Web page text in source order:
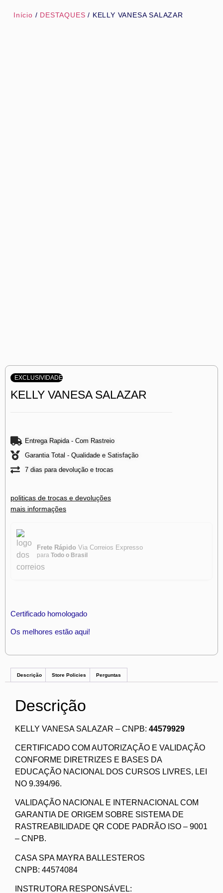
Início / DESTAQUES / KELLY VANESA SALAZAR
EXCLUSIVIDADE
KELLY VANESA SALAZAR
Entrega Rapida - Com Rastreio
Garantia Total - Qualidade e Satisfação
7 dias para devolução e trocas
politicas de trocas e devoluções
mais informações
Frete Rápido Via Correios Expresso
para Todo o Brasil
Certificado homologado
Os melhores estão aqui!
Descrição Store Policies Perguntas
Descrição
KELLY VANESA SALAZAR – CNPB: 44579929
CERTIFICADO COM AUTORIZAÇÃO E VALIDAÇÃO
CONFORME DIRETRIZES E BASES DA
EDUCAÇÃO NACIONAL DOS CURSOS LIVRES, LEI
NO 9.394/96.
VALIDAÇÃO NACIONAL E INTERNACIONAL COM
GARANTIA DE ORIGEM SOBRE SISTEMA DE
RASTREABILIDADE QR CODE PADRÃO ISO – 9001
– CNPB.
CASA SPA MAYRA BALLESTEROS
CNPB: 44574084
INSTRUTORA RESPONSÁVEL: